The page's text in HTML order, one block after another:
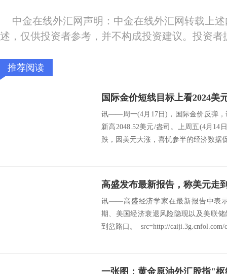
中金在线外汇网声明：中金在线外汇网转载上
述，仅供投资者参考，并不构成投资建议。投资
推荐阅读
国际金价短线目标上看2024美
讯——周一(4月17日)，国际金价反弹，
新高2048.52美元/盎司。上周五(4月14
跌，因美元大涨，喜忧参半的经济数据
高盛发布最新报告，称美元走
讯——高盛经济学家在最新报告中表
期、美国经济衰退风险隐现以及美联
到岔路口。 src=http://caiji.3g.cnfol.com/